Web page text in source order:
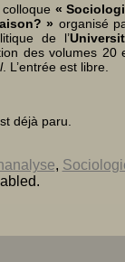
«
» organisé
de l’
des volumes 20
. L’entrée est libre.
déjà paru.
,
.